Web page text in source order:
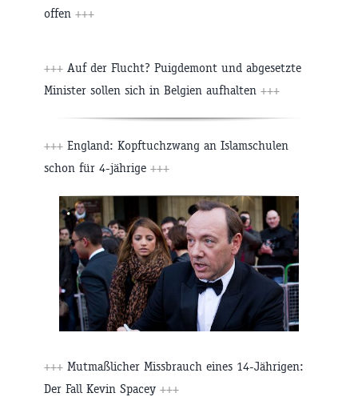
offen +++
+++ Auf der Flucht? Puigdemont und abgesetzte
Minister sollen sich in Belgien aufhalten +++
+++ England: Kopftuchzwang an Islamschulen
schon für 4-jährige +++
+++ Mutmaßlicher Missbrauch eines 14-Jährigen:
Der Fall Kevin Spacey +++